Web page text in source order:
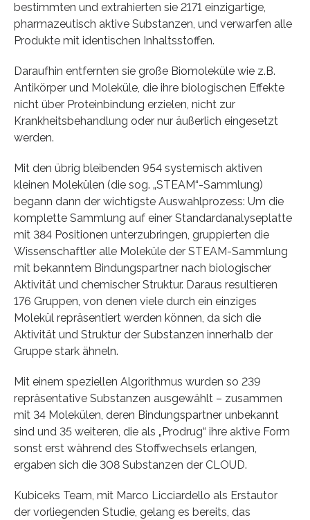
bestimmten und extrahierten sie 2171 einzigartige,
pharmazeutisch aktive Substanzen, und verwarfen alle
Produkte mit identischen Inhaltsstoffen.
Daraufhin entfernten sie große Biomoleküle wie z.B.
Antikörper und Moleküle, die ihre biologischen Effekte
nicht über Proteinbindung erzielen, nicht zur
Krankheitsbehandlung oder nur äußerlich eingesetzt
werden.
Mit den übrig bleibenden 954 systemisch aktiven
kleinen Molekülen (die sog. „STEAM“-Sammlung)
begann dann der wichtigste Auswahlprozess: Um die
komplette Sammlung auf einer Standardanalyseplatte
mit 384 Positionen unterzubringen, gruppierten die
Wissenschaftler alle Moleküle der STEAM-Sammlung
mit bekanntem Bindungspartner nach biologischer
Aktivität und chemischer Struktur. Daraus resultieren
176 Gruppen, von denen viele durch ein einziges
Molekül repräsentiert werden können, da sich die
Aktivität und Struktur der Substanzen innerhalb der
Gruppe stark ähneln.
Mit einem speziellen Algorithmus wurden so 239
repräsentative Substanzen ausgewählt – zusammen
mit 34 Molekülen, deren Bindungspartner unbekannt
sind und 35 weiteren, die als „Prodrug“ ihre aktive Form
sonst erst während des Stoffwechsels erlangen,
ergaben sich die 308 Substanzen der CLOUD.
Kubiceks Team, mit Marco Licciardello als Erstautor
der vorliegenden Studie, gelang es bereits, das